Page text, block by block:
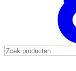
Zoeken
naar: